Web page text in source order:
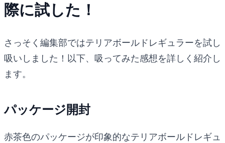
際に試した！
さっそく編集部ではテリアボールドレギュラーを試し
吸いしました！以下、吸ってみた感想を詳しく紹介し
ます。
パッケージ開封
赤茶色のパッケージが印象的なテリアボールドレギュ